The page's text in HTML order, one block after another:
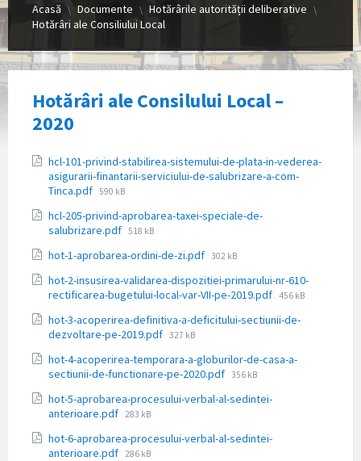
Acasă \ Documente \ Hotărârile autorității deliberative \
Hotărâri ale Consiliului Local
Hotărâri ale Consilului Local –
2020
Atașamente
hcl-101-privind-stabilirea-sistemului-de-plata-in-vederea-
asigurarii-finantarii-serviciului-de-salubrizare-a-com-
Tinca.pdf Dimensiune
590 kB
hcl-205-privind-aprobarea-taxei-speciale-de-
salubrizare.pdf Dimensiune
518 kB
hot-1-aprobarea-ordini-de-zi.pdf Dimensiune
302 kB
hot-2-insusirea-validarea-dispozitiei-primarului-nr-610-
rectificarea-bugetului-local-var-VII-pe-2019.pdf Dimensiune
456 kB
hot-3-acoperirea-definitiva-a-deficitului-sectiunii-de-
dezvoltare-pe-2019.pdf Dimensiune
327 kB
hot-4-acoperirea-temporara-a-globurilor-de-casa-a-
sectiunii-de-functionare-pe-2020.pdf Dimensiune
356 kB
hot-5-aprobarea-procesului-verbal-al-sedintei-
anterioare.pdf Dimensiune
283 kB
hot-6-aprobarea-procesului-verbal-al-sedintei-
anterioare.pdf Dimensiune
286 kB